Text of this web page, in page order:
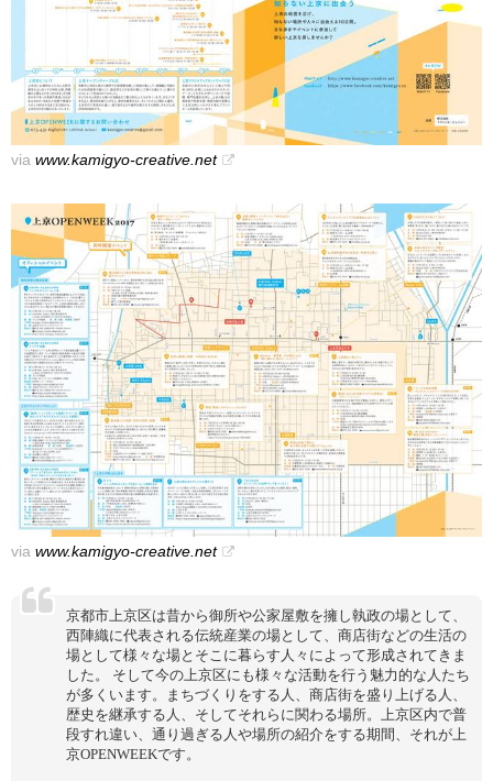
via www.kamigyo-creative.net
via www.kamigyo-creative.net
京都市上京区は昔から御所や公家屋敷を擁し執政の場として、
西陣織に代表される伝統産業の場として、商店街などの生活の
場として様々な場とそこに暮らす人々によって形成されてきま
した。 そして今の上京区にも様々な活動を行う魅力的な人たち
が多くいます。まちづくりをする人、商店街を盛り上げる人、
歴史を継承する人、そしてそれらに関わる場所。上京区内で普
段すれ違い、通り過ぎる人や場所の紹介をする期間、それが上
京OPENWEEKです。